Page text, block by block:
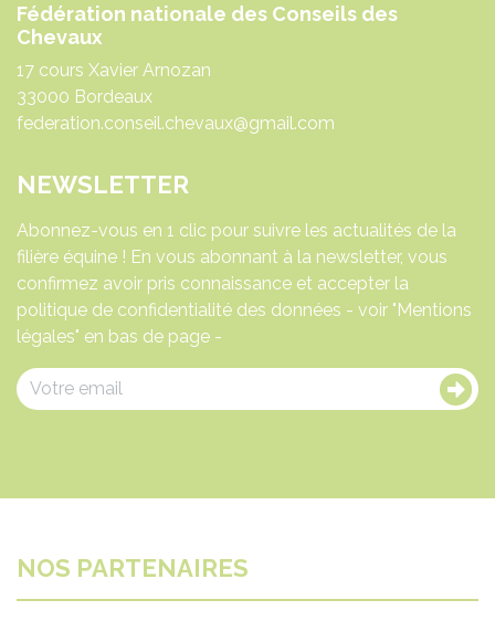
Fédération nationale des Conseils des
Chevaux
17 cours Xavier Arnozan
33000 Bordeaux
federation.conseil.chevaux@gmail.com
NEWSLETTER
Abonnez-vous en 1 clic pour suivre les actualités de la
filière équine ! En vous abonnant à la newsletter, vous
confirmez avoir pris connaissance et accepter la
politique de confidentialité des données - voir "Mentions
légales" en bas de page -
NOS PARTENAIRES